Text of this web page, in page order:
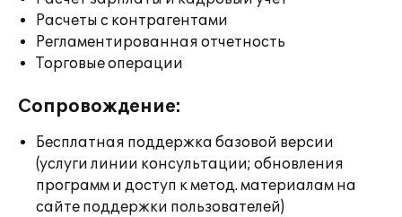
Расчеты с контрагентами
Регламентированная отчетность
Торговые операции
Сопровождение:
Бесплатная поддержка базовой версии
(услуги линии консультации; обновления
программ и доступ к метод. материалам на
сайте поддержки пользователей)